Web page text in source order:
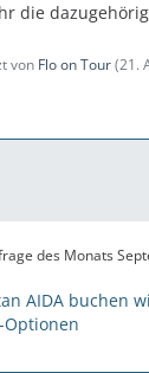
die
von Flo on Tour(21.
des Monats
AIDA buchen